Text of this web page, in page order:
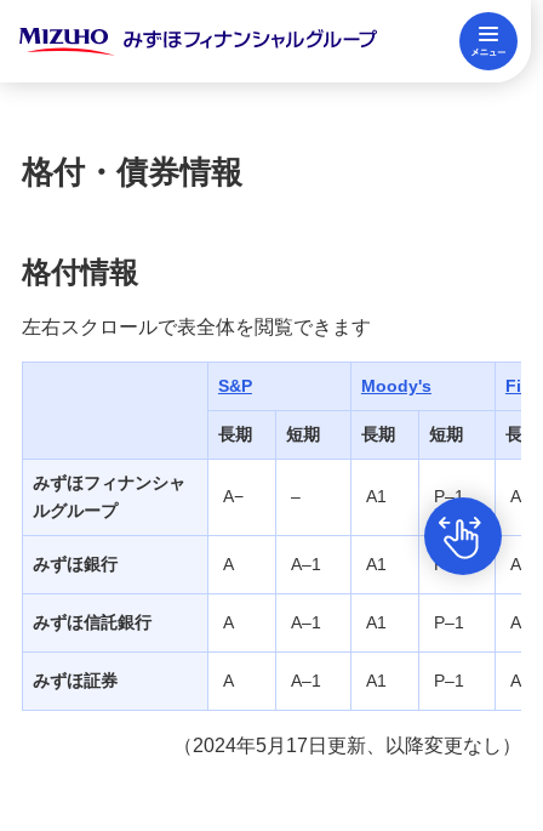
閉じる
株式事務のご案内
アナリスト・カバレッジ
資本政策・株主還元方針・配当情報
ディスクロージャー方針
サステナビリティ
採用情報
ニュースリリース
格付・債券情報
格付情報
左右スクロールで表全体を閲覧できます
S&P Moody's
長期 短期 長期 短期 長期
みずほフィナンシャ
ルグループ
A− – A1 P–1 A−
みずほ銀行 A A–1 A1 P–1 A
みずほ信託銀行 A A–1 A1 P–1 A
みずほ証券 A A–1 A1 P–1 A−
（2024年5月17日更新、以降変更なし）